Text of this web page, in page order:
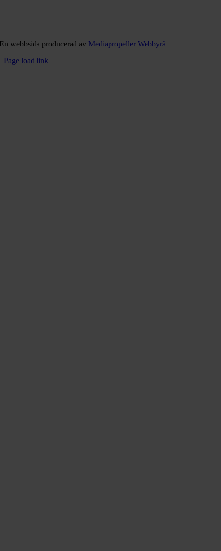
En webbsida producerad av Mediapropeller Webbyrå
Page load link